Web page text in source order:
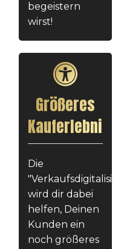
begeistern
wirst!
Größeres
Kauferlebnis
Die
wird dir dabei
helfen, Deinen
Kunden ein
noch größeres